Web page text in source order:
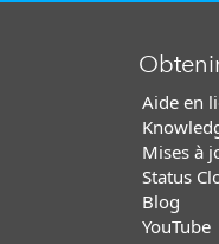
Aide en
Mises à
Status
Blog
YouTube